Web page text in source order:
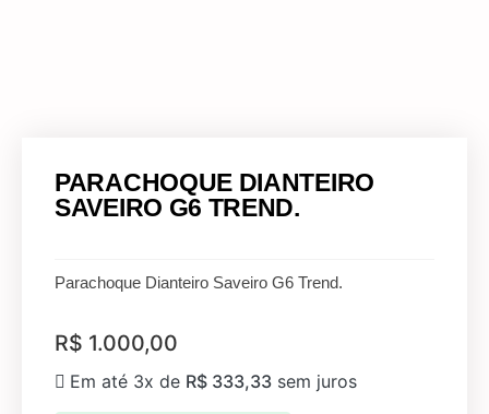
PARACHOQUE DIANTEIRO
SAVEIRO G6 TREND.
Parachoque Dianteiro Saveiro G6 Trend.
R$ 1.000,00
Em até 3x de R$ 333,33 sem juros